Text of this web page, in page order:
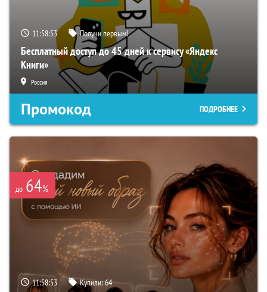
11:58:52 Получи первым!
Бесплатный доступ до 45 дней к сервису «Яндекс
Книги»
Россия
Промокод ПОДРОБНЕЕ
до 64%
11:58:52 Купили:64